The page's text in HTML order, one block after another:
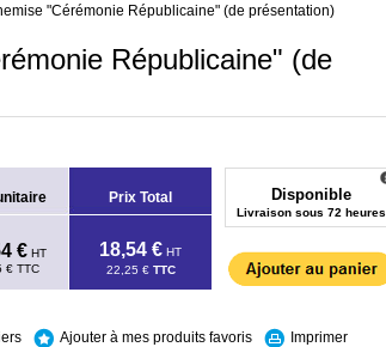
"Cérémonie Républicaine" (de présentation)
Républicaine" (de
Prix Total
€ HT
€ TTC
18,54 € HT
22,25 € TTC
Disponible
Livraison sous 72 heures
Ajouter à mes produits favoris Imprimer